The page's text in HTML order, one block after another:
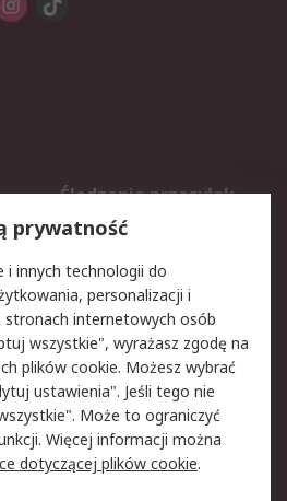
Śledzenie przesyłek
Rejestracja
Polityka dotycząca
plików cookie
Użytkowanie witryny
Warunki Sprzedaży
prywatność
i innych technologii do
personalizacji i
stronach internetowych osób
wszystkie", wyrażasz zgodę na
plików cookie. Możesz wybrać
ustawienia". Jeśli tego nie
Może to ograniczyć
Więcej informacji można
dotyczącej plików cookie.